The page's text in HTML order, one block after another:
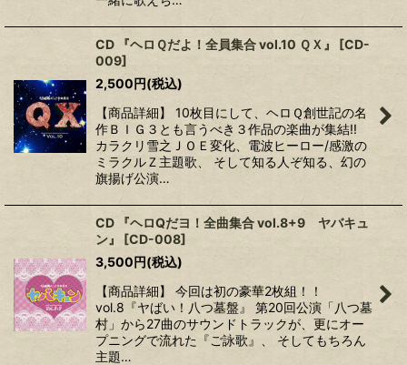
CD 『ヘロＱだよ！全員集合 vol.10 ＱＸ』 [CD-
009]
2,500円(税込)
【商品詳細】 10枚目にして、ヘロＱ創世記の名
作ＢＩＧ３とも言うべき３作品の楽曲が集結!!
カラクリ雪之ＪＯＥ変化、電波ヒーロー/感激の
ミラクルＺ主題歌、 そして知る人ぞ知る、幻の
旗揚げ公演…
CD 『ヘロQだヨ！全曲集合 vol.8+9 ヤバキュ
ン』
[CD-008]
3,500円(税込)
【商品詳細】 今回は初の豪華2枚組！！
vol.8『ヤばい！八つ墓盤』 第20回公演「八つ墓
村」から27曲のサウンドトラックが、更にオー
プニングで流れた『ご詠歌』、 そしてもちろん
主題…